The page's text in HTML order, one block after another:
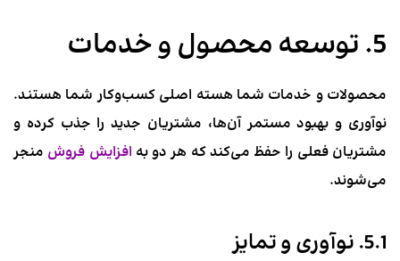
5. توسعه محصول و خدمات
محصولات و خدمات شما هسته اصلی کسب‌وکار شما هستند.
نوآوری و بهبود مستمر آن‌ها، مشتریان جدید را جذب کرده و
مشتریان فعلی را حفظ می‌کند که هر دو به افزایش فروش منجر
می‌شوند.
5.1. نوآوری و تمایز